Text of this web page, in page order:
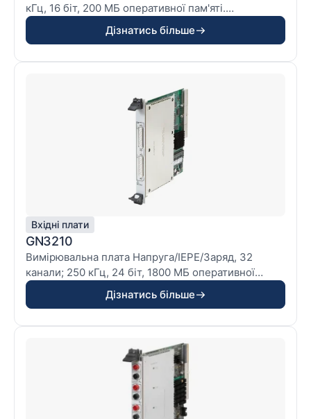
кГц, 16 біт, 200 МБ оперативної пам'яті.
*** Особливості
- 16 цифрових входів подій
- Не підтримується мейнфреймами GEN2tB і
- Не підтримується опція бази даних формул у
Дізнатись більше
Вхідні плати
GN3210
Вимірювальна плата Напруга/IEPE/Заряд, 32
канали; 250 кГц, 24 біт, 1800 МБ оперативної
пам'яті.
*** Особливості
- аналогові/цифрові режекторні фільтри
- цифрові еліптичні смугові фільтри
- підтримка датчика заряду
- Підтримка датчиків IEPE
- Підтримка TEDS класу 1 для IEPE
Дізнатись більше